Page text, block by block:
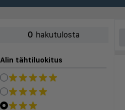
0 hakutulosta
Alin tähtiluokitus